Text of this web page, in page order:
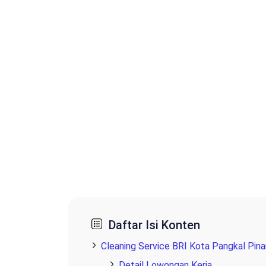
Daftar Isi Konten
Cleaning Service BRI Kota Pangkal